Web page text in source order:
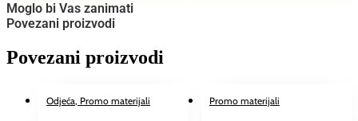
Moglo bi Vas zanimati
Povezani proizvodi
Povezani proizvodi
Odjeća, Promo materijali Promo materijali